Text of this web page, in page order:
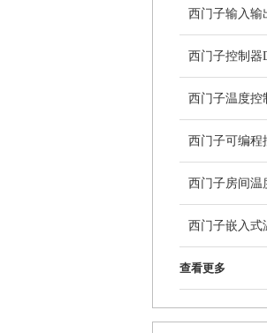
西门子输入输
西门子控制器
西门子温度控
西门子可编程
西门子房间温
西门子嵌入式
查看更多